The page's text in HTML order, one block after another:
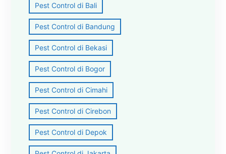
Pest Control di Bali
Pest Control di Bandung
Pest Control di Bekasi
Pest Control di Bogor
Pest Control di Cimahi
Pest Control di Cirebon
Pest Control di Depok